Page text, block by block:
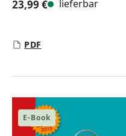
23,99 € lieferbar
PDF
E-Book